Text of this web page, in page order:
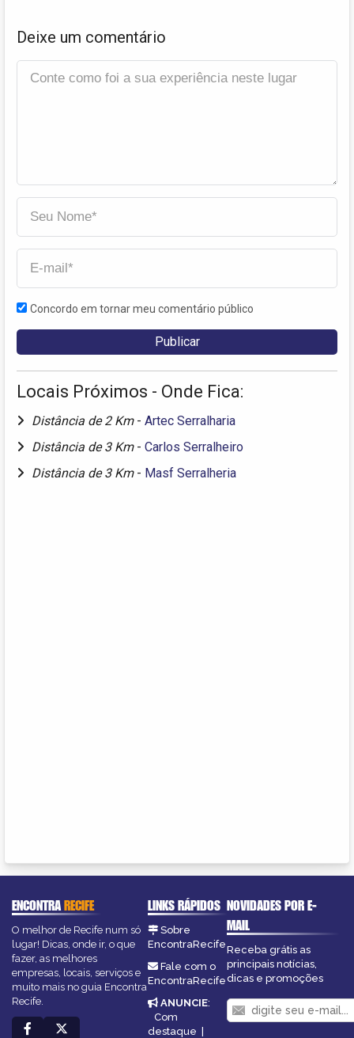
Deixe um comentário
Concordo em tornar meu comentário público
Locais Próximos - Onde Fica:
Distância de 2 Km - Artec Serralharia
Distância de 3 Km - Carlos Serralheiro
Distância de 3 Km - Masf Serralheria
ENCONTRARECIFE
O melhor de Recife num só
lugar! Dicas, onde ir, o que
fazer, as melhores
empresas, locais, serviços e
muito mais no guia Encontra
Recife.
LINKS RÁPIDOS
Sobre
EncontraRecife
Fale com o
EncontraRecife
ANUNCIE:
Com
destaque |
NOVIDADES POR E-
MAIL
Receba grátis as
principais notícias,
dicas e promoções